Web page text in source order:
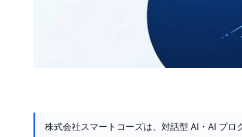
株式会社スマートコーズは、対話型 AI・AI プ